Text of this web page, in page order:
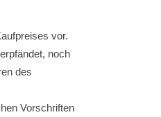
vor.
noch
des
Vorschriften